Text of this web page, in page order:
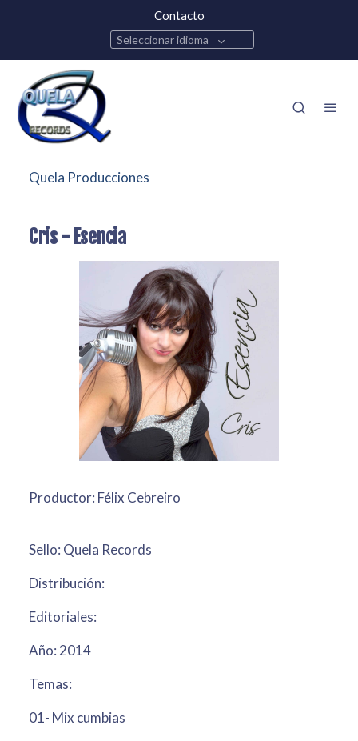
Contacto
Seleccionar idioma
Quela Producciones
Cris - Esencia
Productor: Félix Cebreiro
Sello: Quela Records
Distribución:
Editoriales:
Año: 2014
Temas:
01- Mix cumbias